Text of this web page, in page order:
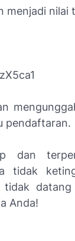
menjadi nilai
pendaftaran.
dan
tidak
Anda!